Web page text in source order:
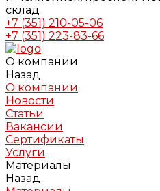
склад
+7 (351) 210-05-06
+7 (351) 223-83-66
О компании
Назад
О компании
Новости
Статьи
Вакансии
Сертификаты
Услуги
Материалы
Назад